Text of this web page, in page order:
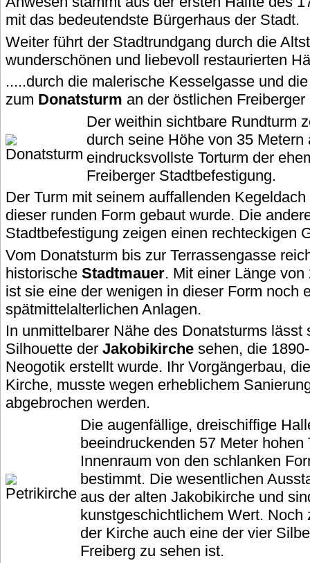
mit das bedeutendste Bürgerhaus der Stadt.
Weiter führt der Stadtrundgang durch die
wunderschönen und liebevoll restaurierten
.....durch die malerische Kesselgasse und
zum Donatsturm an der östlichen
Der weithin sichtbare Rundturm
durch seine Höhe von 35
eindrucksvollste Torturm der
Freiberger Stadtbefestigung.
Der Turm mit seinem auffallenden
dieser runden Form gebaut wurde. Die
Stadtbefestigung zeigen einen rechteckigen
Vom Donatsturm bis zur Terrassengasse
historische Stadtmauer. Mit einer Länge von
ist sie eine der wenigen in dieser Form noch
spätmittelalterlichen Anlagen.
In unmittelbarer Nähe des Donatsturms lässt
Silhouette der Jakobikirche sehen, die
Neogotik erstellt wurde. Ihr Vorgängerbau,
Kirche, musste wegen erheblichem
abgebrochen werden.
Die augenfällige, dreischiffige
beeindruckenden 57 Meter hohen
Innenraum von den schlanken
bestimmt. Die wesentlichen
aus der alten Jakobikirche und
kunstgeschichtlichem Wert. Noch
der Kirche auch eine der vier
Freiberg zu sehen ist.